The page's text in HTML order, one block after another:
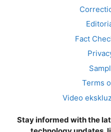
Fact
Terms
Video
Stay informed with the